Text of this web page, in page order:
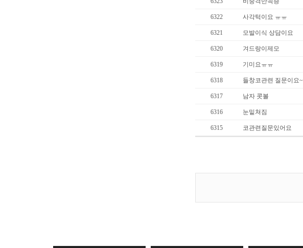
6322 사각턱이요 ㅠㅠ
6321 모발이식 상담이요
6320 겨드랑이제모
6319 기미요ㅠㅠ
6318 들창코관련 질문이요~
6317 남자 콧볼
6316 눈밑쳐짐
6315 코관련질문있어요